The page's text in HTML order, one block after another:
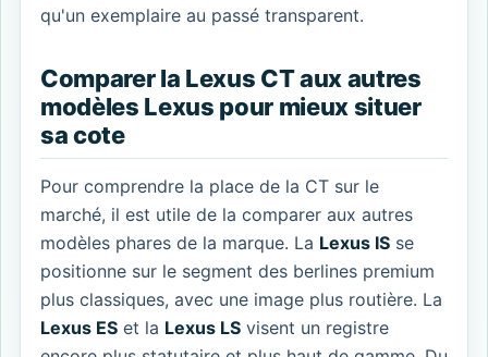
qu'un exemplaire au passé transparent.
Comparer la Lexus CT aux autres
modèles Lexus pour mieux situer
sa cote
Pour comprendre la place de la CT sur le
marché, il est utile de la comparer aux autres
modèles phares de la marque. La Lexus IS se
positionne sur le segment des berlines premium
plus classiques, avec une image plus routière. La
Lexus ES et la Lexus LS visent un registre